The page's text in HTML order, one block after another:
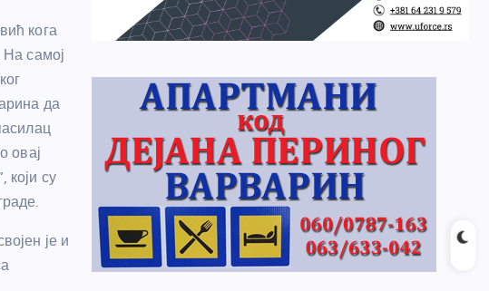
кога
самој
да
овај
који су
је и